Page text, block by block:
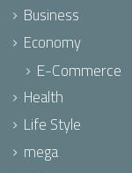
Business
Economy
E-Commerce
Health
Life Style
mega